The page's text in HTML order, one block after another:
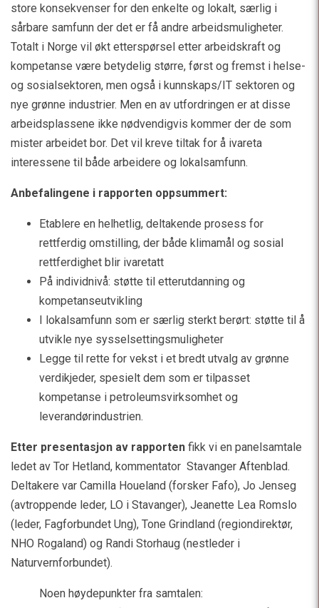
store konsekvenser for den enkelte og lokalt, særlig i
sårbare samfunn der det er få andre arbeidsmuligheter.
Totalt i Norge vil økt etterspørsel etter arbeidskraft og
kompetanse være betydelig større, først og fremst i helse-
og sosialsektoren, men også i kunnskaps/IT sektoren og
nye grønne industrier. Men en av utfordringen er at disse
arbeidsplassene ikke nødvendigvis kommer der de som
mister arbeidet bor. Det vil kreve tiltak for å ivareta
interessene til både arbeidere og lokalsamfunn.
Anbefalingene i rapporten oppsummert:
Etablere en helhetlig, deltakende prosess for
rettferdig omstilling, der både klimamål og sosial
rettferdighet blir ivaretatt
På individnivå: støtte til etterutdanning og
kompetanseutvikling
I lokalsamfunn som er særlig sterkt berørt: støtte til å
utvikle nye sysselsettingsmuligheter
Legge til rette for vekst i et bredt utvalg av grønne
verdikjeder, spesielt dem som er tilpasset
kompetanse i petroleumsvirksomhet og
leverandørindustrien.
Etter presentasjon av rapporten fikk vi en panelsamtale
ledet av Tor Hetland, kommentator Stavanger Aftenblad.
Deltakere var Camilla Houeland (forsker Fafo), Jo Jenseg
(avtroppende leder, LO i Stavanger), Jeanette Lea Romslo
(leder, Fagforbundet Ung), Tone Grindland (regiondirektør,
NHO Rogaland) og Randi Storhaug (nestleder i
Naturvernforbundet).
Noen høydepunkter fra samtalen: